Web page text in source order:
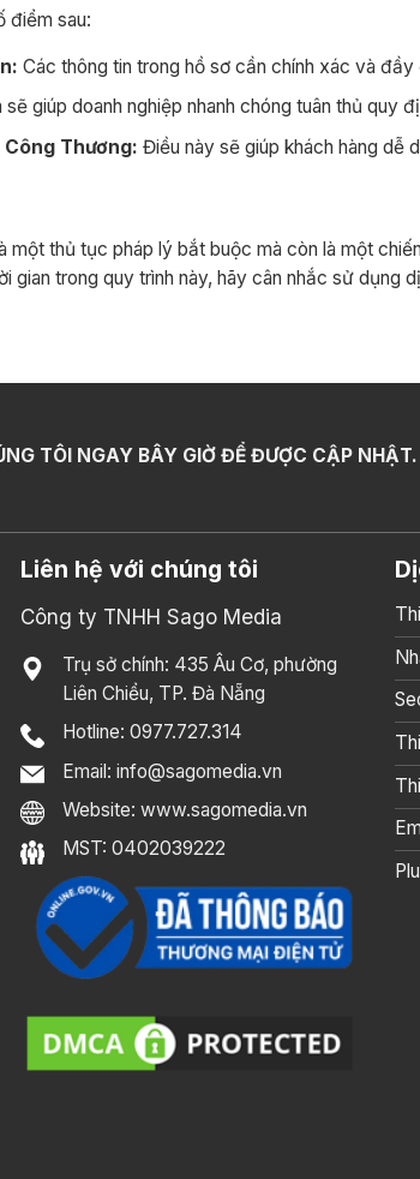
điểm sau:
Các thông tin trong hồ sơ cần chính xác và
giúp doanh nghiệp nhanh chóng tuân thủ quy
Thương: Điều này sẽ giúp khách hàng dễ
thủ tục pháp lý bắt buộc mà còn là một
gian trong quy trình này, hãy cân nhắc sử dụng
TÔI NGAY BÂY GIỜ ĐỂ ĐƯỢC CẬP NHẬT.
Liên hệ với chúng tôi
Công ty TNHH Sago Media
Trụ sở chính: 435 Âu Cơ, phường
Liên Chiểu, TP. Đà Nẵng
Hotline: 0977.727.314
Email: info@sagomedia.vn
Website: www.sagomedia.vn
MST: 0402039222